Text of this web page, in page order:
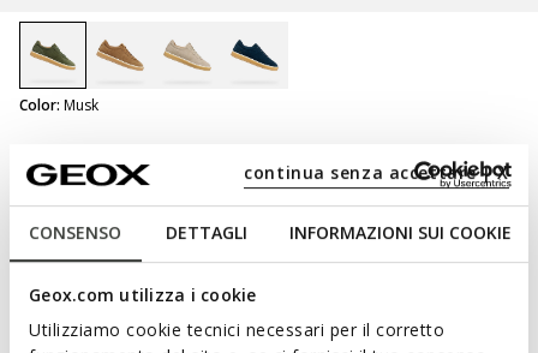
CONSENSO DETTAGLI INFORMAZIONI SUI COOKIE
Geox.com utilizza i cookie
Utilizziamo cookie tecnici necessari per il corretto
continua senza accettare | X
Spherica Actif X4 Man
Color: Musk
selected
NOT SHOPPABLE
We are sorry! It is not possible to purchase this item in the